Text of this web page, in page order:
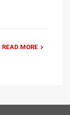
READ MORE